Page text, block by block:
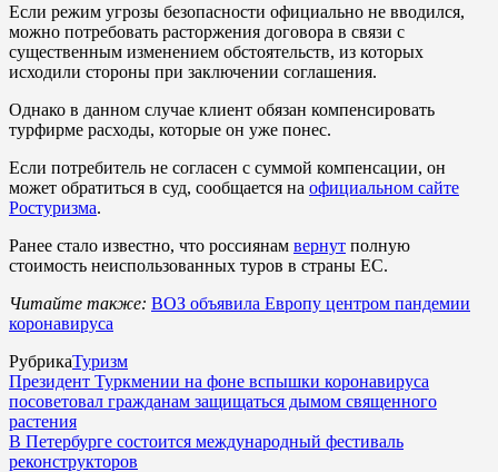
Если режим угрозы безопасности официально не вводился,
можно потребовать расторжения договора в связи с
существенным изменением обстоятельств, из которых
исходили стороны при заключении соглашения.
Однако в данном случае клиент обязан компенсировать
турфирме расходы, которые он уже понес.
Если потребитель не согласен с суммой компенсации, он
может обратиться в суд, сообщается на официальном сайте
Ростуризма.
Ранее стало известно, что россиянам вернут полную
стоимость неиспользованных туров в страны ЕС.
Читайте также: ВОЗ объявила Европу центром пандемии
коронавируса
РубрикаТуризм
Президент Туркмении на фоне вспышки коронавируса
посоветовал гражданам защищаться дымом священного
растения
В Петербурге состоится международный фестиваль
реконструкторов